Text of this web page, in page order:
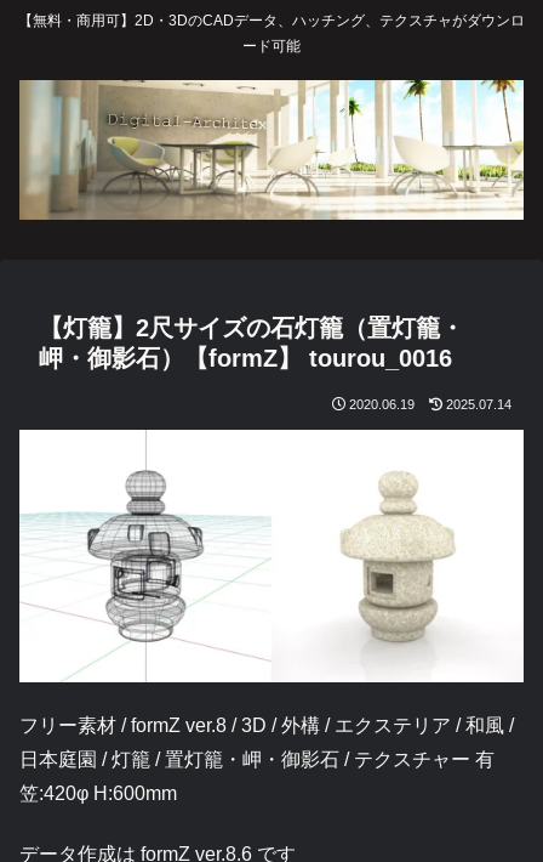
【無料・商用可】2D・3DのCADデータ、ハッチング、テクスチャがダウンロ
ード可能
【灯籠】2尺サイズの石灯籠（置灯籠・
岬・御影石）【formZ】 tourou_0016
2020.06.19 2025.07.14
フリー素材 / formZ ver.8 / 3D / 外構 / エクステリア / 和風 /
日本庭園 / 灯籠 / 置灯籠・岬・御影石 / テクスチャー 有
笠:420φ H:600mm
データ作成は formZ ver.8.6 です